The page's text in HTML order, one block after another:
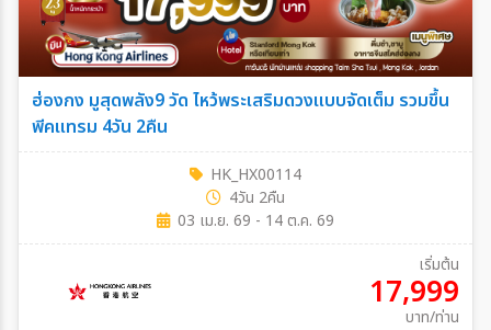
ฮ่องกง มูสุดพลัง9 วัด ไหว้พระเสริมดวงแบบจัดเต็ม รวมขึ้น
พีคแทรม 4วัน 2คืน
HK_HX00114
4วัน 2คืน
03 เม.ย. 69 - 14 ต.ค. 69
เริ่มต้น
17,999
บาท/ท่าน